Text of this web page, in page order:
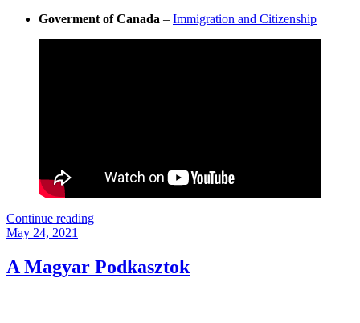
Goverment of Canada – Immigration and Citizenship
Continue reading“Magyarország
(Frissítve!)”
Posted
May 24, 2021
A Magyar Podkasztok